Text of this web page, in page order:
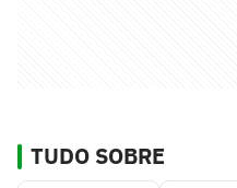
TUDO SOBRE